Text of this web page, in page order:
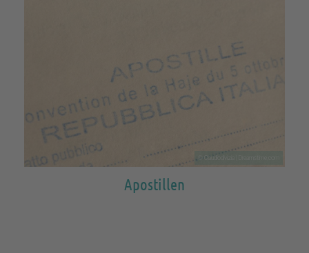
© Claudiodivizia | Dreamstime.com
Apostillen